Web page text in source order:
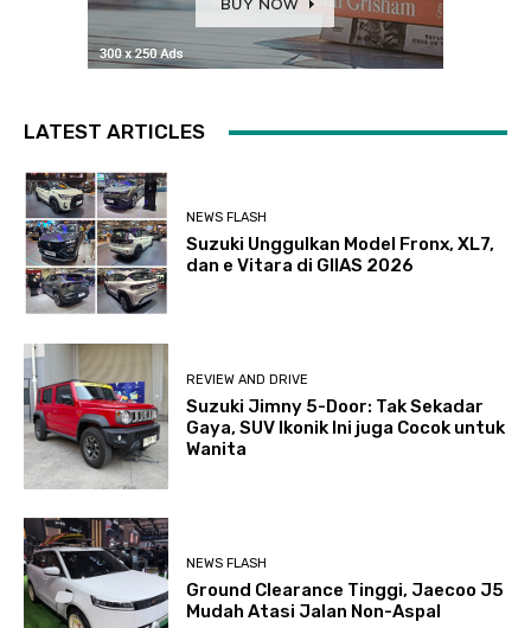
LATEST ARTICLES
NEWS FLASH
Suzuki Unggulkan Model Fronx, XL7,
dan e Vitara di GIIAS 2026
REVIEW AND DRIVE
Suzuki Jimny 5-Door: Tak Sekadar
Gaya, SUV Ikonik Ini juga Cocok untuk
Wanita
NEWS FLASH
Ground Clearance Tinggi, Jaecoo J5
Mudah Atasi Jalan Non-Aspal